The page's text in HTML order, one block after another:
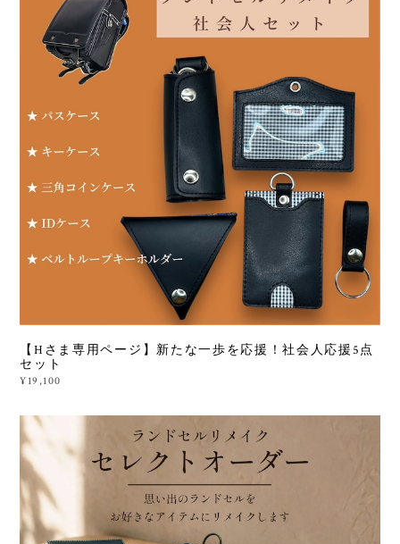
【Hさま専用ページ】新たな一歩を応援！社会人応援5点
セット
¥19,100